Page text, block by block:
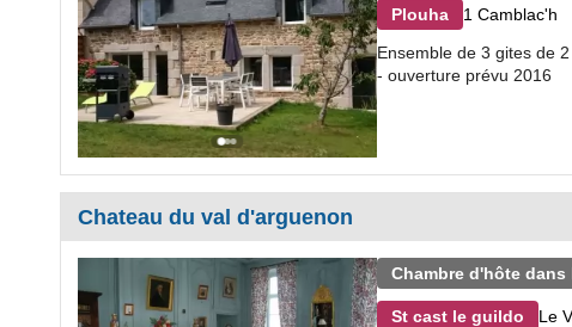
Plouha 1 Camblac'h
Ensemble de 3 gites de
- ouverture prévu 2016
Chateau du val d'arguenon
Chambre d'hôte dans
St cast le guildo Le